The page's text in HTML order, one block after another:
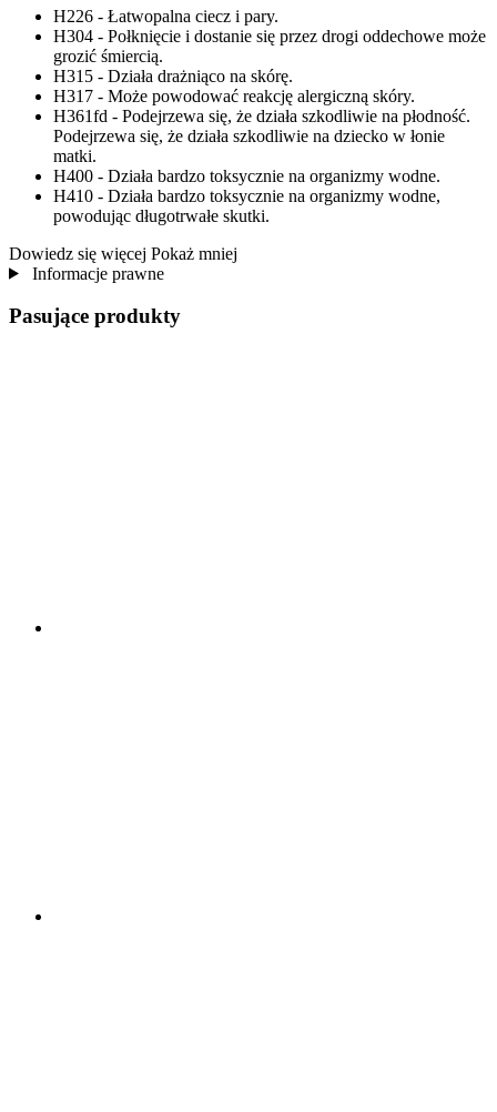
H226 - Łatwopalna ciecz i pary.
H304 - Połknięcie i dostanie się przez drogi oddechowe może
grozić śmiercią.
H315 - Działa drażniąco na skórę.
H317 - Może powodować reakcję alergiczną skóry.
H361fd - Podejrzewa się, że działa szkodliwie na płodność.
Podejrzewa się, że działa szkodliwie na dziecko w łonie
matki.
H400 - Działa bardzo toksycznie na organizmy wodne.
H410 - Działa bardzo toksycznie na organizmy wodne,
powodując długotrwałe skutki.
Dowiedz się więcej Pokaż mniej
Informacje prawne
Pasujące produkty